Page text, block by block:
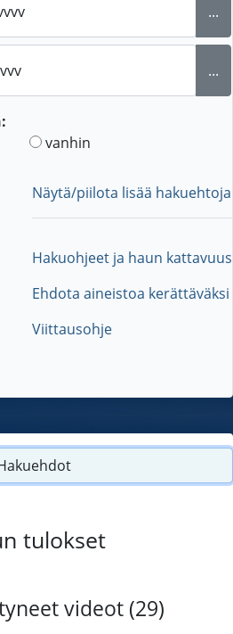
...
...
vanhin
Näytä/piilota lisää hakuehtoja
Hakuohjeet ja haun kattavuus
Ehdota aineistoa kerättäväksi
Viittausohje
tulokset
videot (29)